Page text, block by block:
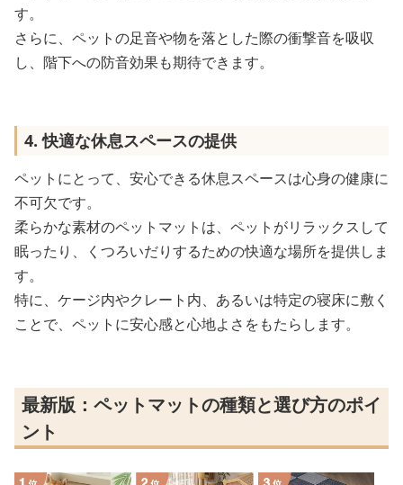
す。
さらに、ペットの足音や物を落とした際の衝撃音を吸収
し、階下への防音効果も期待できます。
4. 快適な休息スペースの提供
ペットにとって、安心できる休息スペースは心身の健康に
不可欠です。
柔らかな素材のペットマットは、ペットがリラックスして
眠ったり、くつろいだりするための快適な場所を提供しま
す。
特に、ケージ内やクレート内、あるいは特定の寝床に敷く
ことで、ペットに安心感と心地よさをもたらします。
最新版：ペットマットの種類と選び方のポイ
ント